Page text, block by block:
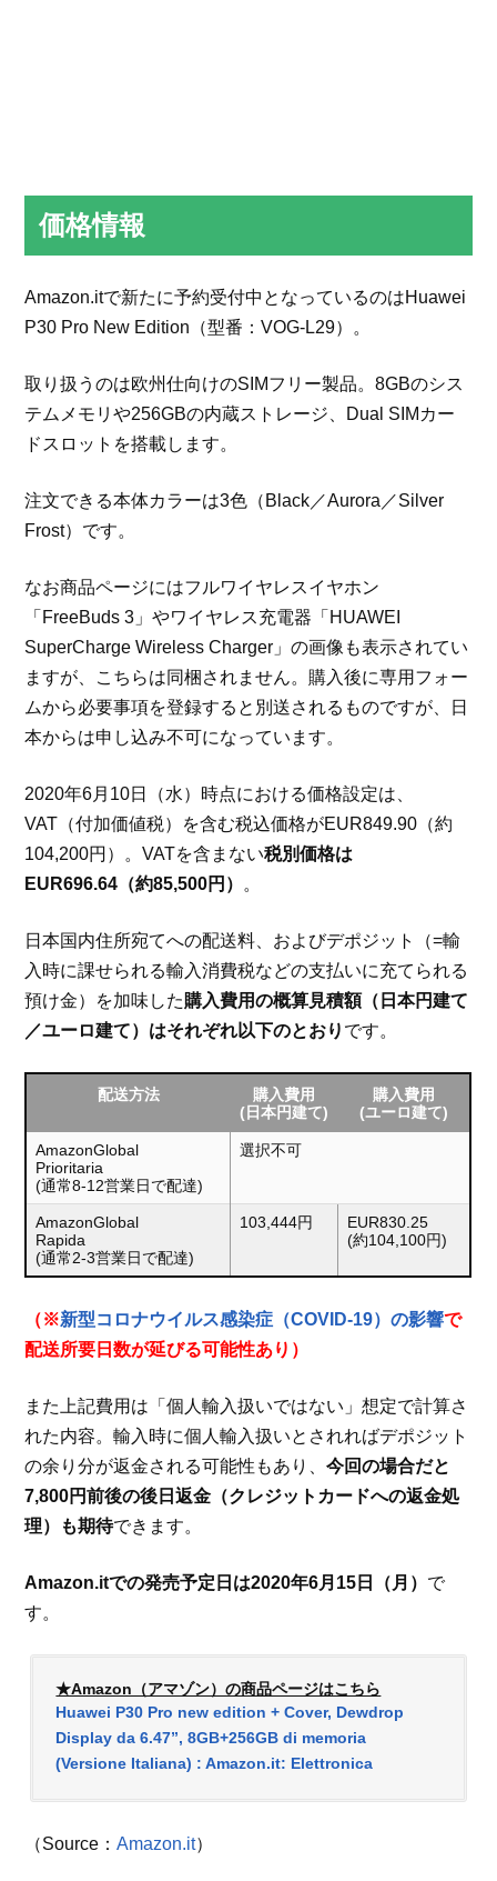
価格情報
Amazon.itで新たに予約受付中となっているのはHuawei
P30 Pro New Edition（型番：VOG-L29）。
取り扱うのは欧州仕向けのSIMフリー製品。8GBのシス
テムメモリや256GBの内蔵ストレージ、Dual SIMカー
ドスロットを搭載します。
注文できる本体カラーは3色（Black／Aurora／Silver
Frost）です。
なお商品ページにはフルワイヤレスイヤホン
「FreeBuds 3」やワイヤレス充電器「HUAWEI
SuperCharge Wireless Charger」の画像も表示されてい
ますが、こちらは同梱されません。購入後に専用フォー
ムから必要事項を登録すると別送されるものですが、日
本からは申し込み不可になっています。
2020年6月10日（水）時点における価格設定は、
VAT（付加価値税）を含む税込価格がEUR849.90（約
104,200円）。VATを含まない税別価格は
EUR696.64（約85,500円） 。
日本国内住所宛てへの配送料、およびデポジット（=輸
入時に課せられる輸入消費税などの支払いに充てられる
預け金）を加味した購入費用の概算見積額（日本円建て
／ユーロ建て）はそれぞれ以下のとおり です。
配送方法
購入費用
(日本円建て)
購入費用
(ユーロ建て)
AmazonGlobal
Prioritaria
(通常8-12営業日で配達)
選択不可
AmazonGlobal
Rapida
(通常2-3営業日で配達)
103,444円
EUR830.25
(約104,100円)
（※新型コロナウイルス感染症（COVID-19）の影響で
配送所要日数が延びる可能性あり）
また上記費用は「個人輸入扱いではない」想定で計算さ
れた内容。輸入時に個人輸入扱いとされればデポジット
の余り分が返金される可能性もあり、今回の場合だと
7,800円前後の後日返金（クレジットカードへの返金処
理）も期待できます。
Amazon.itでの発売予定日は2020年6月15日（月） で
す。
★Amazon（アマゾン）の商品ページはこちら
Huawei P30 Pro new edition + Cover, Dewdrop
Display da 6.47”, 8GB+256GB di memoria
(Versione Italiana) : Amazon.it: Elettronica
（Source：Amazon.it）